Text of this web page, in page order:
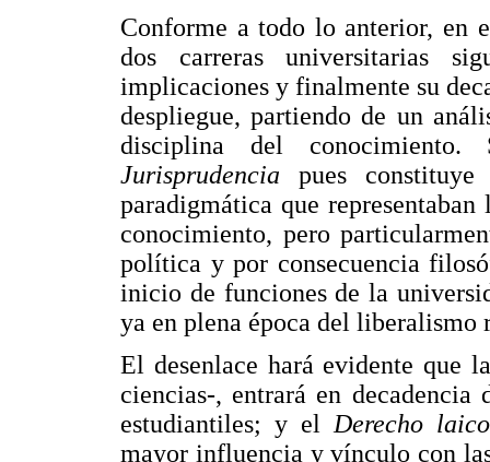
Conforme a todo lo anterior, en
dos carreras universitarias
implicaciones y finalmente su
despliegue, partiendo de un
disciplina del
Jurisprudencia pues
paradigmática que
conocimiento, pero
política y por consecuencia
inicio de funciones de la
ya en plena época del liberalismo
El desenlace hará evidente que
ciencias-, entrará en
estudiantiles; y elDerecho laico
mayor influencia y vínculo con